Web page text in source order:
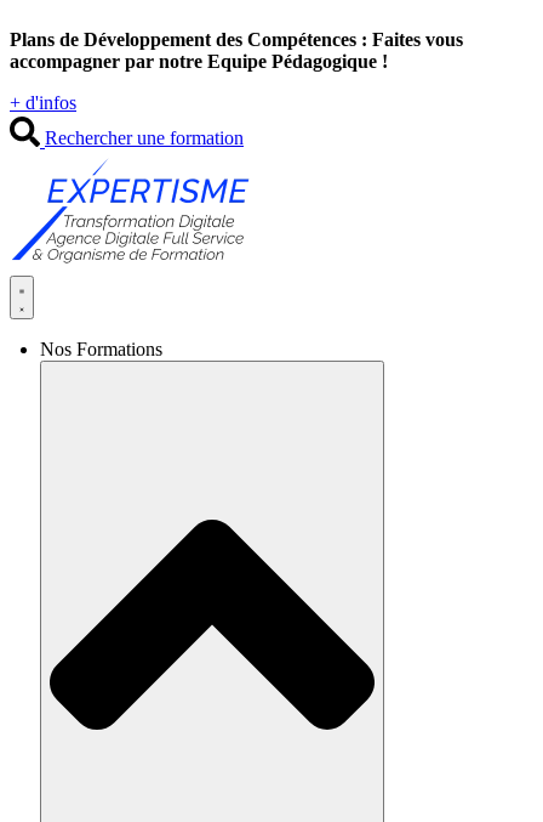
au
contenu
Plans de Développement des Compétences : Faites vous
accompagner par notre Equipe Pédagogique !
+ d'infos
Rechercher une formation
Nos Formations